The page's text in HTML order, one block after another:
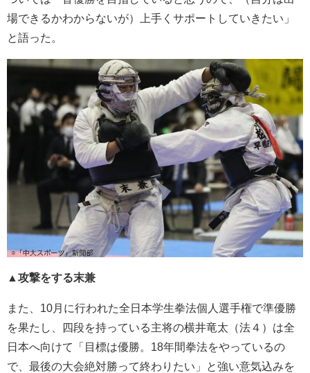
場できるかわからないが）上手くサポートしていきたい」
と語った。
▲攻撃をする末兼
また、10月に行われた全日本学生拳法個人選手権で準優勝
を果たし、四段を持っている主将の横井竜太（法４）は全
日本へ向けて「目標は優勝。18年間拳法をやっているの
で、最後の大会絶対勝って終わりたい」と強い意気込みを